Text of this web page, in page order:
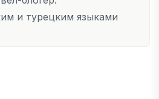
и турецким языками